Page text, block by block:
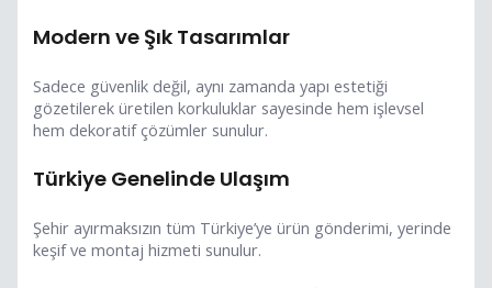
Modern ve Şık Tasarımlar
Sadece güvenlik değil, aynı zamanda yapı estetiği
gözetilerek üretilen korkuluklar sayesinde hem işlevsel
hem dekoratif çözümler sunulur.
Türkiye Genelinde Ulaşım
Şehir ayırmaksızın tüm Türkiye’ye ürün gönderimi, yerinde
keşif ve montaj hizmeti sunulur.